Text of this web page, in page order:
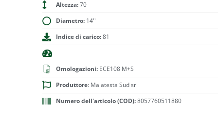
Altezza:70
Diametro:14''
Indice di carico:81
Omologazioni:ECE108 M+S
Produttore: Malatesta Sud srl
Numero dell'articolo (COD):8057760511880